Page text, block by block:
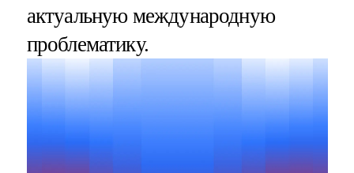
актуальную международную
проблематику.